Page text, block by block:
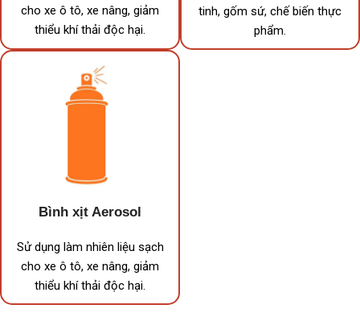
cho xe ô tô, xe nâng, giảm
thiểu khí thải độc hại.
tinh, gốm sứ, chế biến thực
phẩm.
Bình xịt Aerosol
Sử dụng làm nhiên liệu sạch
cho xe ô tô, xe nâng, giảm
thiểu khí thải độc hại.